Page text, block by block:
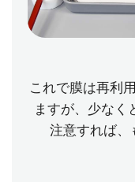
これで膜は再利
ますが、少なく
注意すれば、